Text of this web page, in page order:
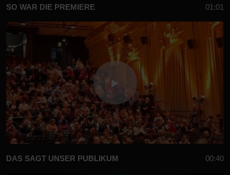
SO WAR DIE PREMIERE 01:01
DAS SAGT UNSER PUBLIKUM 00:40